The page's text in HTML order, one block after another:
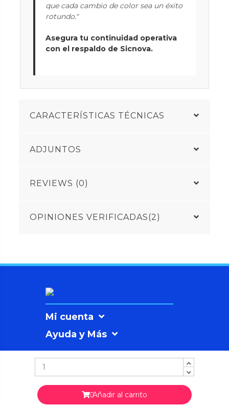

Añadir al carrito
que cada cambio de color sea un éxito
rotundo."
Asegura tu continuidad operativa
con el respaldo de Sicnova.
CARACTERÍSTICAS TÉCNICAS
ADJUNTOS
REVIEWS (0)
OPINIONES VERIFICADAS(2)
Mi cuenta
Ayuda y Más
Contáctanos